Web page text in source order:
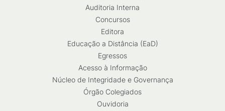
Auditoria Interna
Concursos
Editora
Educação a Distância (EaD)
Egressos
Acesso à Informação
Núcleo de Integridade e Governança
Órgão Colegiados
Ouvidoria